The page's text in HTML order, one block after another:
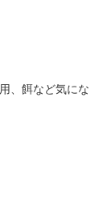
、餌など気にな